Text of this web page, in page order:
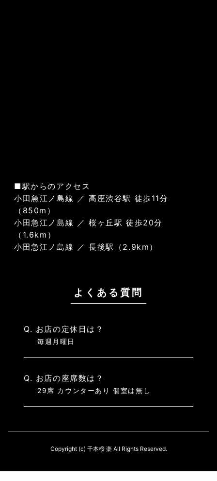
■駅からのアクセス
小田急江ノ島線 ／ 高座渋谷駅 徒歩11分
（850m）
小田急江ノ島線 ／ 桜ヶ丘駅 徒歩20分
（1.6km）
小田急江ノ島線 ／ 長後駅（2.9km）
よくある質問
Q. お店の定休日は？
毎週月曜日
Q. お店の座席数は？
29席 カウンターあり 個室は無し
Copyright (c) 千本桜 楽 All Rights Reserved.